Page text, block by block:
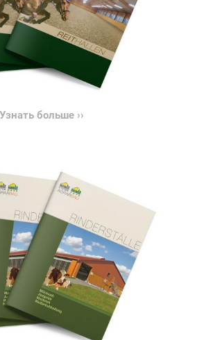
Узнать больше ››